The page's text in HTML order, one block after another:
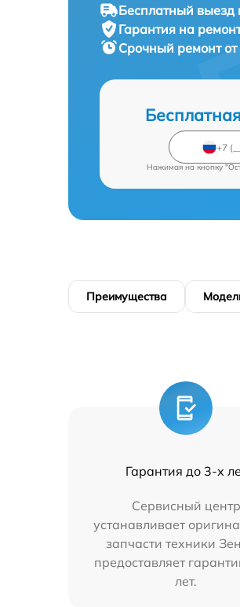
Бесплатный
Гарантия на
Срочный ремонт
Нажимая на кнопку
Преимущества
Гарантия до 3-х
Сервисный центр
устанавливает
запчасти техники
предоставляет
лет.